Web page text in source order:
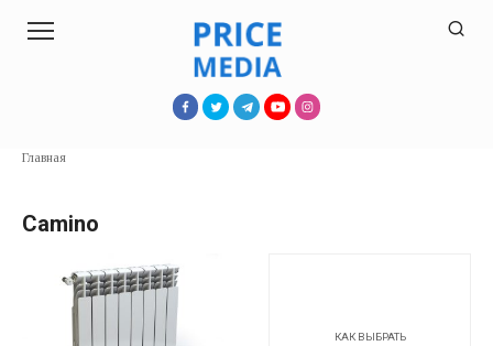
Главная
Camino
КАК ВЫБРАТЬ